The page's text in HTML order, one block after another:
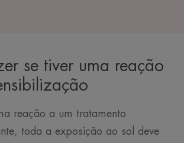
se tiver uma reação
reação a um tratamento
toda a exposição ao sol deve